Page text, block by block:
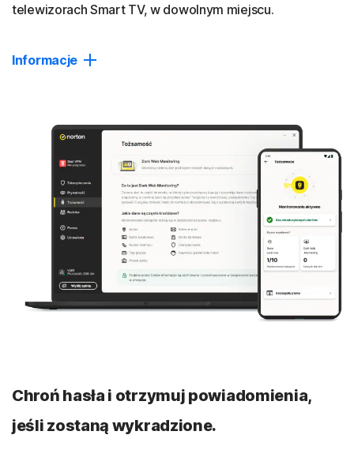
Zamknij
telewizorach Smart TV, w dowolnym miejscu.
Informacje
zakłóceń.
Dostęp do treści
Uzyskaj bardziej prywatny dostęp do ulubionych
programów, filmów i witryn z całego świata.
Obsługa telewizorów Smart TV
Aplikacja Norton VPN jest też dostępna na urządzeniach
Google TV, Amazon Fire TV i Apple TV w ramach
Bezustannie optymalizujemy nasze aplikacje, serwery
i protokoły, aby dać Ci możliwość oglądania ulubionych
seriali w serwisach streamingowych.
Chroń hasła i otrzymuj powiadomienia,
jeśli zostaną wykradzione.